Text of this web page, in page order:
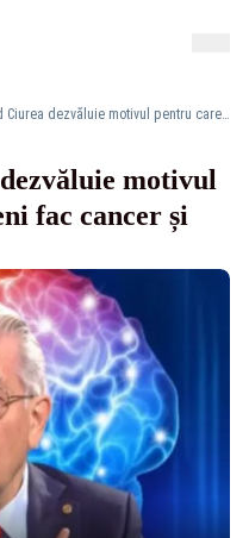
Medicul Vlad Ciurea dezvăluie motivul pentru care unii oameni fac cancer și alții nu
motivul
fac cancer și